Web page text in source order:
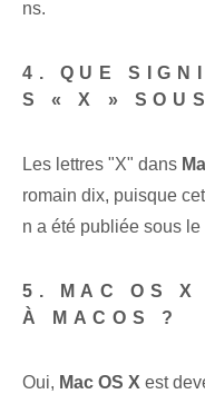
ns.
4. QUE
S « X »
Les lettres "X" dans
romain dix, puisque
n a été publiée sous
5. MAC OS X
À MACOS ?
Oui, Mac OS X est